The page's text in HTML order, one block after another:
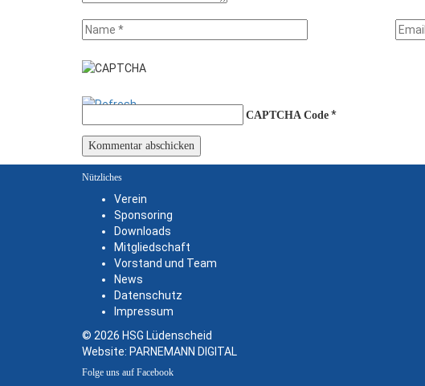
CAPTCHA Code *
Nützliches
Verein
Sponsoring
Downloads
Mitgliedschaft
Vorstand und Team
News
Datenschutz
Impressum
© 2026 HSG Lüdenscheid
Website: PARNEMANN DIGITAL
Folge uns auf Facebook